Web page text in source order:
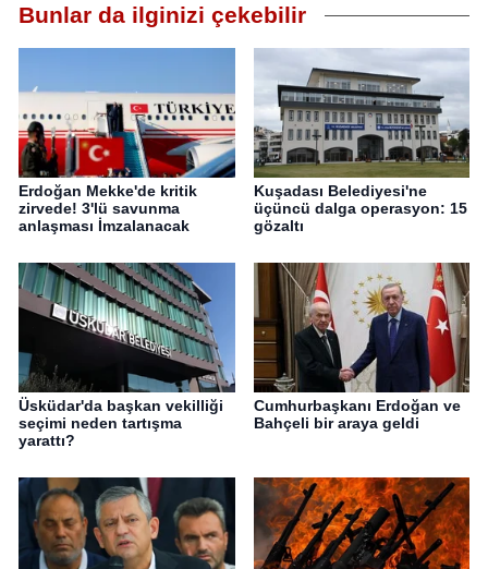
Bunlar da ilginizi çekebilir
Erdoğan Mekke'de kritik
zirvede! 3'lü savunma
anlaşması İmzalanacak
Kuşadası Belediyesi'ne
üçüncü dalga operasyon: 15
gözaltı
Üsküdar'da başkan vekilliği
seçimi neden tartışma
yarattı?
Cumhurbaşkanı Erdoğan ve
Bahçeli bir araya geldi